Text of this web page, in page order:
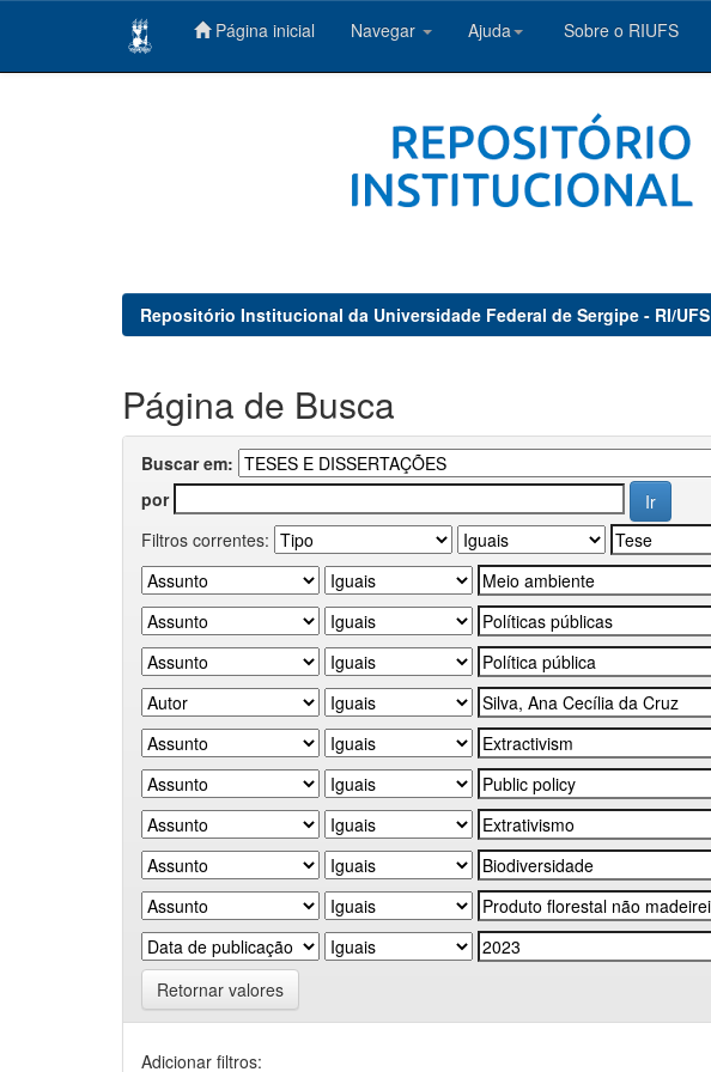
Página inicial Navegar Ajuda Sobre o RIUFS
Repositório Institucional da Universidade Federal de Sergipe - RI/UFS
Página de Busca
Buscar em:
por
Filtros correntes:
Retornar valores
Adicionar filtros: